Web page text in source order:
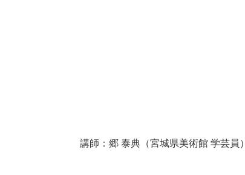
講師：郷 泰典（宮城県美術館 学芸員）